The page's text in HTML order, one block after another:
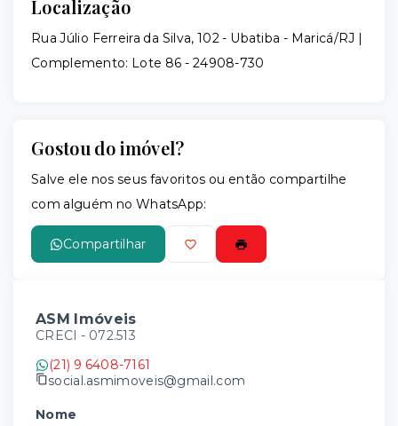
Localização
Rua Júlio Ferreira da Silva, 102 - Ubatiba - Maricá/RJ |
Complemento: Lote 86 - 24908-730
Gostou do imóvel?
Salve ele nos seus favoritos ou então compartilhe
com alguém no WhatsApp:
Compartilhar
ASM Imóveis
CRECI - 072.513
(21) 9 6408-7161
social.asmimoveis@gmail.com
Nome